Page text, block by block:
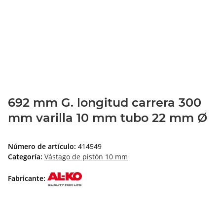
692 mm G. longitud carrera 300
mm varilla 10 mm tubo 22 mm Ø
Número de artículo: 414549
Categoría: Vástago de pistón 10 mm
Fabricante: